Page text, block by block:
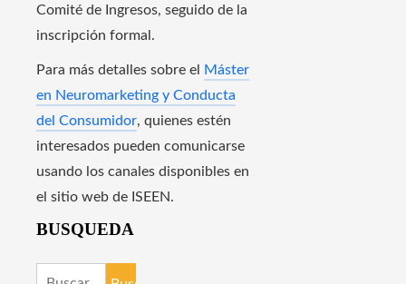
Comité de Ingresos, seguido de la
inscripción formal.
Para más detalles sobre el
Máster
en Neuromarketing y Conducta
del Consumidor, quienes estén
interesados pueden comunicarse
usando los canales disponibles en
el sitio web de ISEEN.
BUSQUEDA
Buscar: